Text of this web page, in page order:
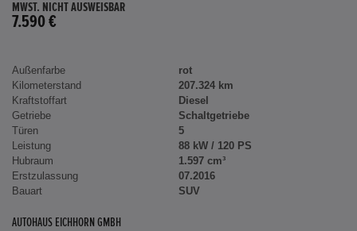
MWST. NICHT AUSWEISBAR
7.590 €
Außenfarbe
rot
Kilometerstand
207.324 km
Kraftstoffart
Diesel
Getriebe
Schaltgetriebe
Türen
5
Leistung
88 kW / 120 PS
Hubraum
1.597 cm³
Erstzulassung
07.2016
Bauart
SUV
AUTOHAUS EICHHORN GMBH